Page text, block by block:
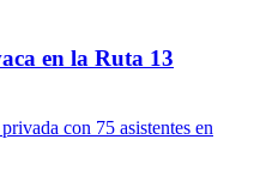
en la Ruta 13